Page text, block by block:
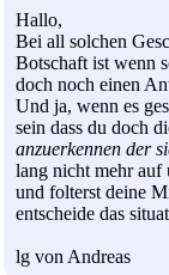
Hallo,
Bei all solchen
Botschaft ist wenn
doch noch einen
Und ja, wenn es
sein dass du doch
anzuerkennen der
lang nicht mehr auf
und folterst deine
entscheide das
lg von Andreas